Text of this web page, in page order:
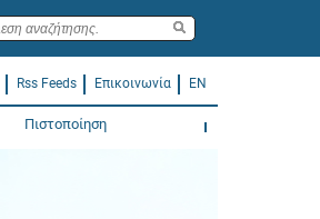
Rss Feeds Επικοινωνία EN
Πιστοποίηση